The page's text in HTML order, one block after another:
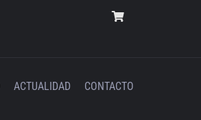
ACTUALIDAD CONTACTO